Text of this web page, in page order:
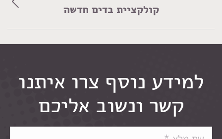
Previous
קולקציית בדים חדשה
למידע נוסף צרו איתנו
קשר ונשוב אליכם